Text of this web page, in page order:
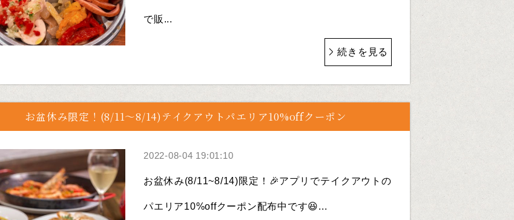
で販...
続きを見る
お盆休み限定！(8/11〜8/14)テイクアウトパエリア10%offクーポン
2022-08-04 19:01:10
お盆休み(8/11~8/14)限定！🎉アプリでテイクアウトの
パエリア10%offクーポン配布中です😆...